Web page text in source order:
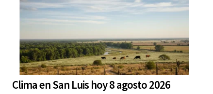
Clima en San Luis hoy 8 agosto 2026